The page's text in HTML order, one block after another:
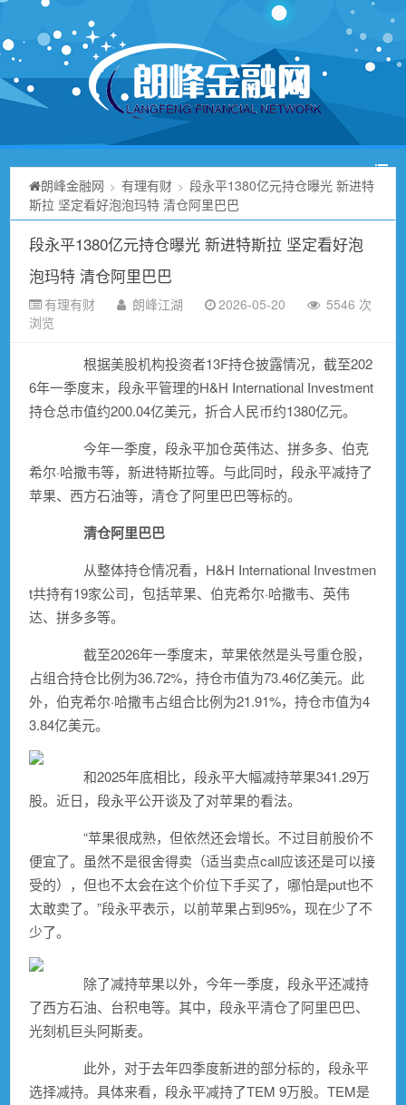
朗峰金融网 > 有理有财 > 段永平1380亿元持仓曝光 新进特
斯拉 坚定看好泡泡玛特 清仓阿里巴巴
段永平1380亿元持仓曝光 新进特斯拉 坚定看好泡
泡玛特 清仓阿里巴巴
有理有财 朗峰江湖 2026-05-20
5546 次
浏览
根据美股机构投资者13F持仓披露情况，截至202
6年一季度末，段永平管理的H&H International Investment
持仓总市值约200.04亿美元，折合人民币约1380亿元。
今年一季度，段永平加仓英伟达、拼多多、伯克
希尔·哈撒韦等，新进特斯拉等。与此同时，段永平减持了
苹果、 西方石油等，清仓了阿里巴巴等标的。
清仓阿里巴巴
从整体持仓情况看，H&H International Investmen
t共持有19家公司，包括苹果、伯克希尔·哈撒韦、英伟
达、拼多多等。
截至2026年一季度末，苹果依然是头号重仓股，
占组合持仓比例为36.72%，持仓市值为73.46亿美元。此
外，伯克希尔·哈撒韦占组合比例为21.91%，持仓市值为4
3.84亿美元。
和2025年底相比，段永平大幅减持苹果341.29万
股。近日，段永平公开谈及了对苹果的看法。
“苹果很成熟，但依然还会增长。不过目前股价不
便宜了。虽然不是很舍得卖（适当卖点call应该还是可以接
受的），但也不太会在这个价位下手买了，哪怕是put也不
太敢卖了。”段永平表示，以前苹果占到95%，现在少了不
少了。
除了减持苹果以外，今年一季度，段永平还减持
了西方石油、 台积电等。其中，段永平清仓了阿里巴巴、
光刻机巨头阿斯麦。
此外，对于去年四季度新进的部分标的，段永平
选择减持。具体来看，段永平减持了TEM 9万股。TEM是